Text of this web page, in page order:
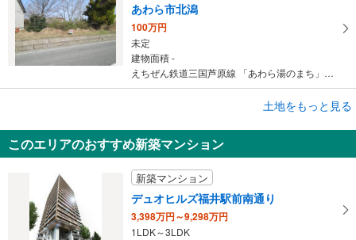
あわら市北潟
100万円
未定
建物面積 -
えちぜん鉄道三国芦原線 「あわら湯のまち」駅から3000m
あわら市北潟
180万円
建物面積 -
土地をもっと見る
このエリアのおすすめ新築マンション
新築マンション
デュオヒルズ福井駅前南通り
3,398万円～9,298万円
1LDK～3LDK